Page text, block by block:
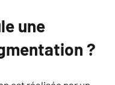
une
?